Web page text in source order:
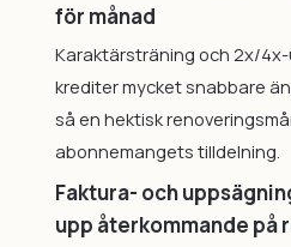
för månad
Karaktärsträning och 2x/
krediter mycket snabbare
så en hektisk
abonnemangets tilldelning.
Faktura- och
upp återkommande på